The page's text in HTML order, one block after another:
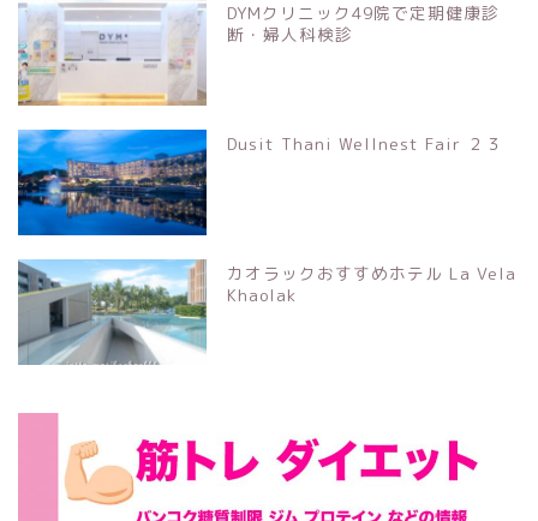
DYMクリニック49院で定期健康診
断・婦人科検診
Dusit Thani Wellnest Fair ２３
カオラックおすすめホテル La Vela
Khaolak